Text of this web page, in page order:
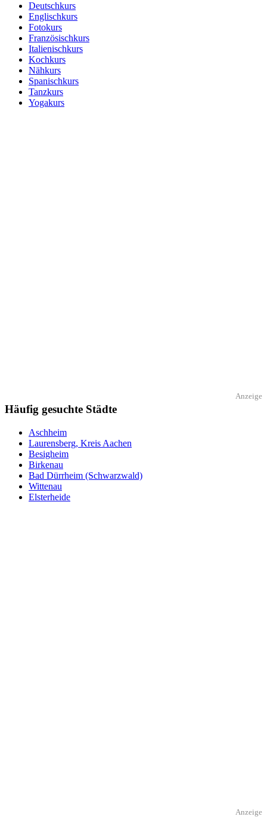
Deutschkurs
Englischkurs
Fotokurs
Französischkurs
Italienischkurs
Kochkurs
Nähkurs
Spanischkurs
Tanzkurs
Yogakurs
Anzeige
Häufig gesuchte Städte
Aschheim
Laurensberg, Kreis Aachen
Besigheim
Birkenau
Bad Dürrheim (Schwarzwald)
Wittenau
Elsterheide
Anzeige